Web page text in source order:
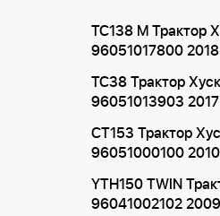
TC138 M Трактор
96051017800
TC38 Трактор
96051013903
CT153 Трактор
96051000100
YTH150 TWIN
96041002102